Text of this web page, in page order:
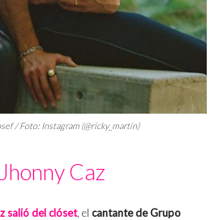
/ Foto: Instagram (@ricky_martin)
Caz
salió del clóset, el cantante de Grupo